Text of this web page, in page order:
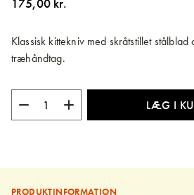
billedgalleriet
175,00 kr.
Klassisk kittekniv med skråtstillet
træhåndtag.
LÆG I
PRODUKTINFORMATION